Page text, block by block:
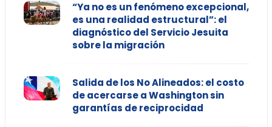
“Ya no es un fenómeno excepcional,
es una realidad estructural”: el
diagnóstico del Servicio Jesuita
sobre la migración
Salida de los No Alineados: el costo
de acercarse a Washington sin
garantías de reciprocidad